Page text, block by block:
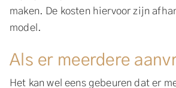
maken. De kosten hiervoor zijn
model.
Als er meerdere
Het kan wel eens gebeuren dat er